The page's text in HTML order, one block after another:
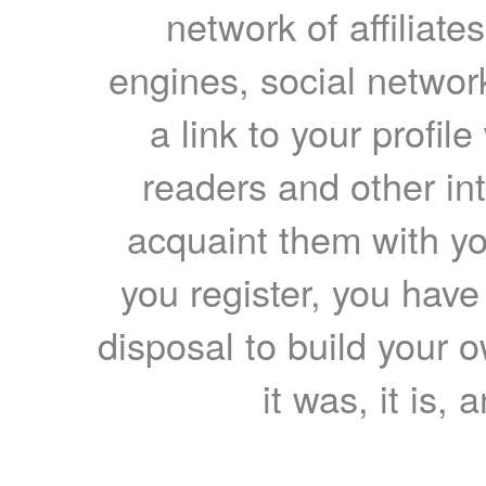
network of
engines, social
a link to your
readers and other
acquaint them with
you register, you
disposal to build your
it was, it is,